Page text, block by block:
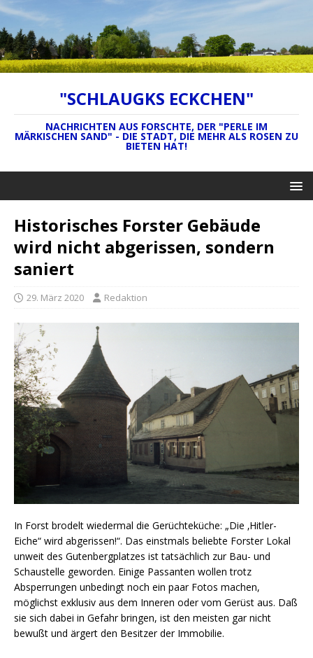
"SCHLAUGKS ECKCHEN"
NACHRICHTEN AUS FORSCHTE, DER "PERLE IM
MÄRKISCHEN SAND" - DIE STADT, DIE MEHR ALS ROSEN ZU
BIETEN HAT!
Historisches Forster Gebäude
wird nicht abgerissen, sondern
saniert
29. März 2020 Redaktion
In Forst brodelt wiedermal die Gerüchteküche: „Die ‚Hitler-
Eiche“ wird abgerissen!“. Das einstmals beliebte Forster Lokal
unweit des Gutenbergplatzes ist tatsächlich zur Bau- und
Schaustelle geworden. Einige Passanten wollen trotz
Absperrungen unbedingt noch ein paar Fotos machen,
möglichst exklusiv aus dem Inneren oder vom Gerüst aus. Daß
sie sich dabei in Gefahr bringen, ist den meisten gar nicht
bewußt und ärgert den Besitzer der Immobilie.